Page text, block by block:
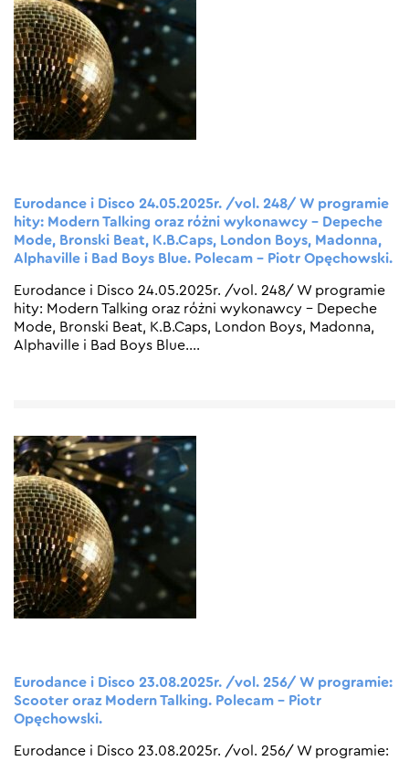
Eurodance i Disco 24.05.2025r. /vol. 248/ W programie
hity: Modern Talking oraz różni wykonawcy – Depeche
Mode, Bronski Beat, K.B.Caps, London Boys, Madonna,
Alphaville i Bad Boys Blue. Polecam – Piotr Opęchowski.
Eurodance i Disco 24.05.2025r. /vol. 248/ W programie
hity: Modern Talking oraz różni wykonawcy – Depeche
Mode, Bronski Beat, K.B.Caps, London Boys, Madonna,
Alphaville i Bad Boys Blue.…
Eurodance i Disco 23.08.2025r. /vol. 256/ W programie:
Scooter oraz Modern Talking. Polecam – Piotr
Opęchowski.
Eurodance i Disco 23.08.2025r. /vol. 256/ W programie: